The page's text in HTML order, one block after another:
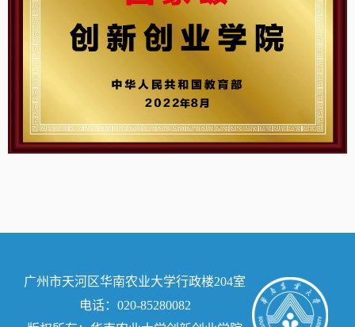
广州市天河区华南农业大学行政楼204室
电话：020-85280082